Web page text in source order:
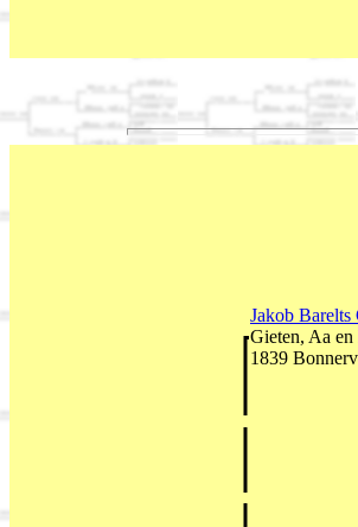
Jakob Barelts
Gieten, Aa
1839